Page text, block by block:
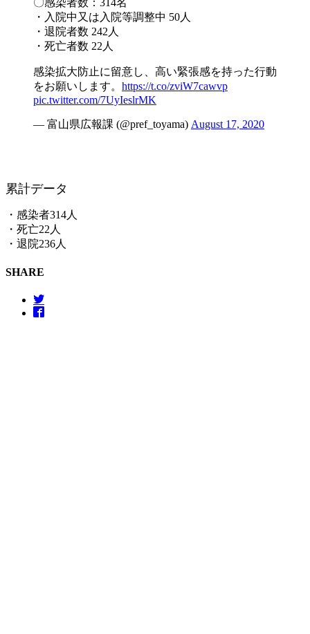
・入院中又は入院等調整中 50人
・退院者数 242人
・死亡者数 22人
感染拡大防止に留意し、高い緊張感を持った行動
をお願いします。 https://t.co/zviW7cawvp
pic.twitter.com/7UyIeslrMK
— 富山県広報課 (@pref_toyama) August 17, 2020
累計データ
・感染者314人
・死亡22人
・退院236人
SHARE